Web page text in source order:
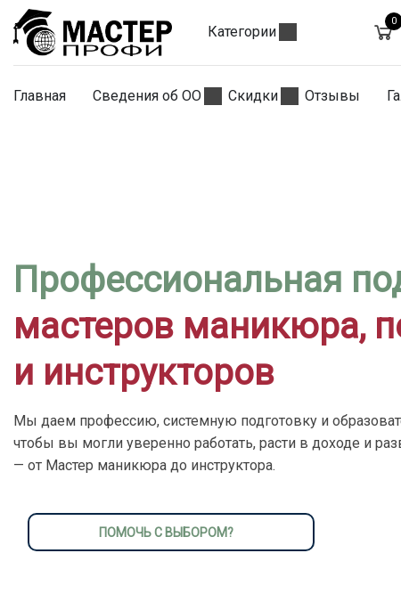
Категории
0
Главная Сведения об ОО Скидки Отзывы
Профессиональная
мастеров маникюра,
и инструкторов
Мы даем профессию, системную подготовку и
чтобы вы могли уверенно работать, расти в доходе и
— от Мастер маникюра до инструктора.
ПОМОЧЬ С ВЫБОРОМ?